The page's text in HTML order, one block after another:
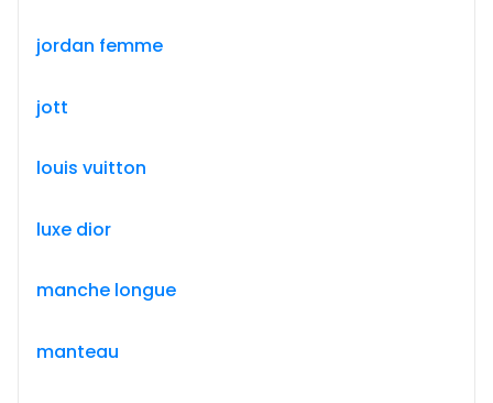
jordan femme
jott
louis vuitton
luxe dior
manche longue
manteau